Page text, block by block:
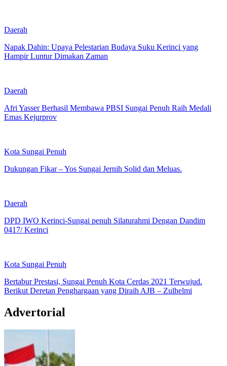
Daerah
Napak Dahin: Upaya Pelestarian Budaya Suku Kerinci yang
Hampir Luntur Dimakan Zaman
Daerah
Afri Yasser Berhasil Membawa PBSI Sungai Penuh Raih Medali
Emas Kejurprov
Kota Sungai Penuh
Dukungan Fikar – Yos Sungai Jernih Solid dan Meluas.
Daerah
DPD IWO Kerinci-Sungai penuh Silaturahmi Dengan Dandim
0417/ Kerinci
Kota Sungai Penuh
Bertabur Prestasi, Sungai Penuh Kota Cerdas 2021 Terwujud.
Berikut Deretan Penghargaan yang Diraih AJB – Zulhelmi
Advertorial